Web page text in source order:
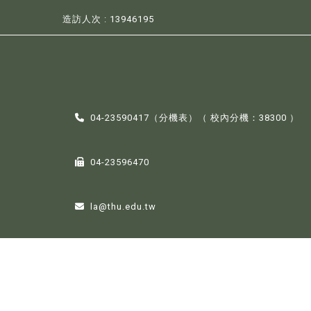
造訪人次 : 13946195
04-23590417（分機表 ）（ 校內分機：38300 ）
04-23596470
la@thu.edu.tw